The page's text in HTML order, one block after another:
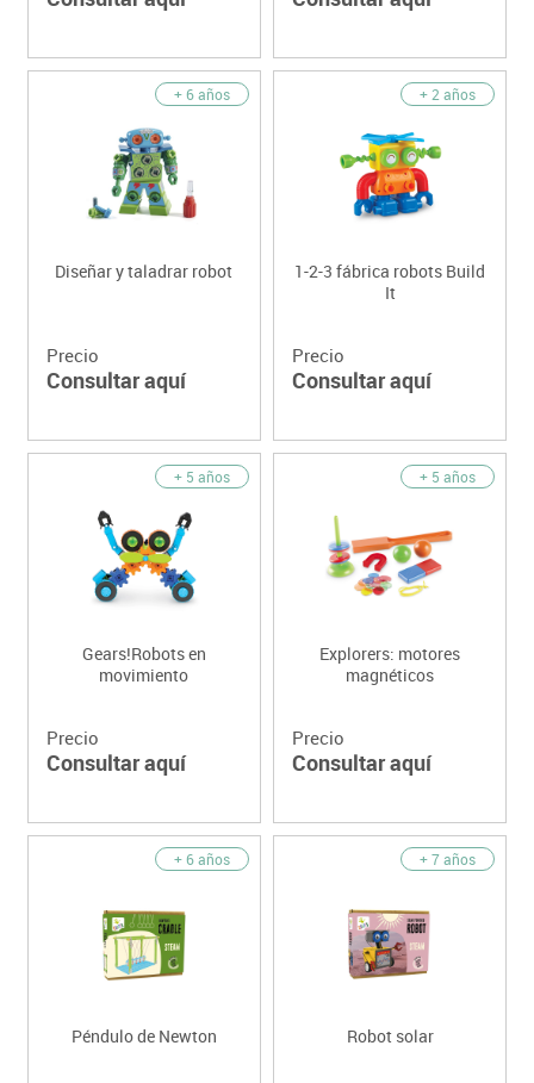
+ 6 años
Diseñar y taladrar robot
Precio
Consultar aquí
+ 2 años
1-2-3 fábrica robots Build
It
Precio
Consultar aquí
+ 5 años
Gears!Robots en
movimiento
Precio
Consultar aquí
+ 5 años
Explorers: motores
magnéticos
Precio
Consultar aquí
+ 6 años
Péndulo de Newton
+ 7 años
Robot solar